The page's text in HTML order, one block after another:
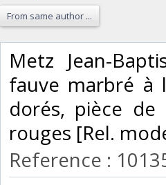
From same author ...
‎Metz Jean-
fauve marbré à
dorés, pièce
rouges [Rel.
Reference :